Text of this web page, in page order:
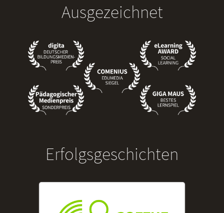
Ausgezeichnet
Erfolgsgeschichten